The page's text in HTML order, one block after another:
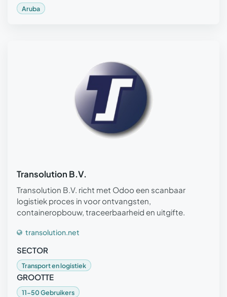
Aruba
Transolution B.V.
Transolution B.V. richt met Odoo een scanbaar
logistiek proces in voor ontvangsten,
containeropbouw, traceerbaarheid en uitgifte.
transolution.net
SECTOR
Transport en logistiek
GROOTTE
11-50 Gebruikers